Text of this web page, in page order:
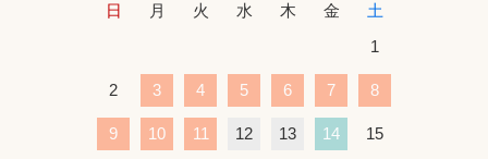
日 月 火 水 木 金
土
1
2 3 4 5 6 7 8
9 10 11 12 13 14 15